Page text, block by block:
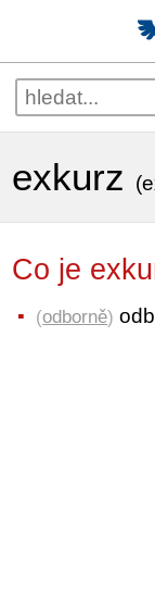
exkurz
Co je
(odborně)